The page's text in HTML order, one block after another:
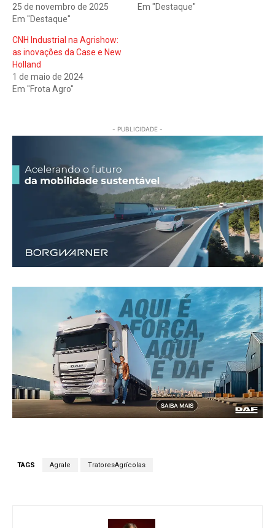
25 de novembro de 2025
Em "Destaque"
Em "Destaque"
CNH Industrial na Agrishow:
as inovações da Case e New
Holland
1 de maio de 2024
Em "Frota Agro"
- PUBLICIDADE -
TAGS Agrale TratoresAgrícolas